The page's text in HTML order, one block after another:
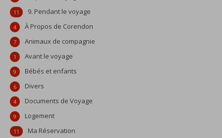
9. Pendant le voyage
11
À Propos de Corendon
4
Animaux de compagnie
7
Avant le voyage
1
Bébés et enfants
9
Divers
6
Documents de Voyage
4
Logement
9
Ma Réservation
11